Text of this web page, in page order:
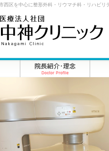
西区を中心に整形外科・リウマチ科・リハビ